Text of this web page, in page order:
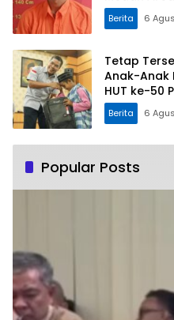
Berita 6
Tetap
Anak-Anak
HUT ke-50
Berita 6
Popular Posts